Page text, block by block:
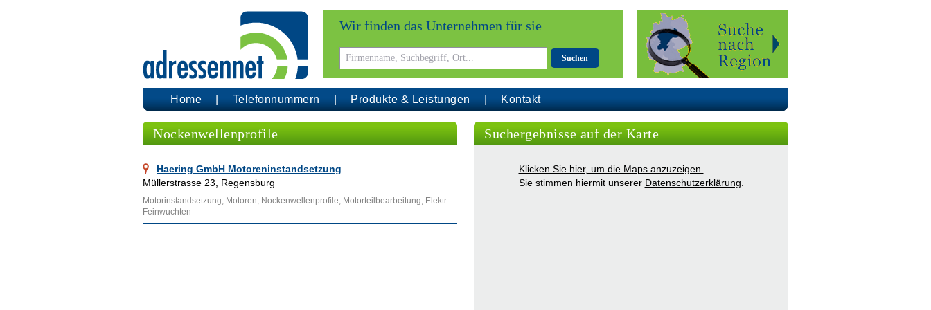
Wir finden das Unternehmen für sie
Suchen
Home Telefonnummern Produkte & Leistungen Kontakt
Nockenwellenprofile
Haering GmbH Motoreninstandsetzung
Müllerstrasse 23, Regensburg
Motorinstandsetzung, Motoren, Nockenwellenprofile, Motorteilbearbeitung, Elektr-
Feinwuchten
Suchergebnisse auf der Karte
Klicken Sie hier, um die Maps anzuzeigen.
Sie stimmen hiermit unserer Datenschutzerklärung